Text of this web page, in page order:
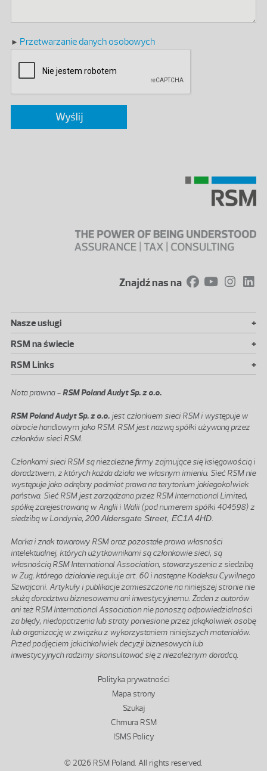
Przetwarzanie danych osobowych
Znajdź nas na
Nasze usługi
+
RSM na świecie
+
RSM Links
+
Nota prawna -RSM Poland Audyt Sp. z o.o.
RSM Poland Audyt Sp. z o.o. jest członkiem sieci RSM i występuje w
obrocie handlowym jako RSM. RSM jest nazwą spółki używaną przez
członków sieci RSM.
Członkami sieci RSM są niezależne firmy zajmujące się księgowością i
doradztwem, z których każda działa we własnym imieniu. Sieć RSM nie
występuje jako odrębny podmiot prawa na terytorium jakiegokolwiek
państwa. Sieć RSM jest zarządzana przez RSM International Limited,
spółkę zarejestrowaną w Anglii i Walii (pod numerem spółki 404598) z
siedzibą w Londynie, 200 Aldersgate Street, EC1A 4HD.
Marka i znak towarowy RSM oraz pozostałe prawa własności
intelektualnej, których użytkownikami są członkowie sieci, są
własnością RSM International Association, stowarzyszenia z siedzibą
w Zug, którego działanie reguluje art. 60 i następne Kodeksu Cywilnego
Szwajcarii. Artykuły i publikacje zamieszczone na niniejszej stronie nie
służą doradztwu biznesowemu ani inwestycyjnemu. Żaden z autorów
ani też RSM International Association nie ponoszą odpowiedzialności
za błędy, niedopatrzenia lub straty poniesione przez jakąkolwiek osobę
lub organizację w związku z wykorzystaniem niniejszych materiałów.
Przed podjęciem jakichkolwiek decyzji biznesowych lub
inwestycyjnych radzimy skonsultować się z niezależnym doradcą.
© 2026 RSM Poland. All rights reserved.
Polityka prywatności
Mapa strony
Szukaj
Chmura RSM
ISMS Policy